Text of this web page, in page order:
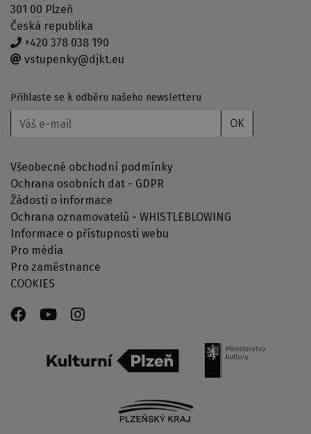
301 00 Plzeň
Česká republika
+420 378 038 190
vstupenky@djkt.eu
Přihlaste se k odběru našeho newsletteru
OK
Všeobecné obchodní podmínky
Ochrana osobních dat - GDPR
Žádosti o informace
Ochrana oznamovatelů - WHISTLEBLOWING
Informace o přístupnosti webu
Pro média
Pro zaměstnance
COOKIES